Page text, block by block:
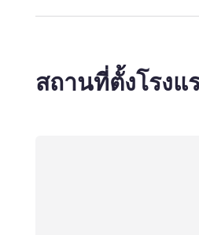
สถานที่ตั้งโรงแ